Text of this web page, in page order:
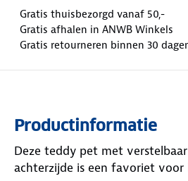
Gratis thuisbezorgd vanaf 50,-
Gratis afhalen in ANWB Winkels
Gratis retourneren binnen 30
Productinformatie
Deze teddy pet met
achterzijde is een favoriet voor